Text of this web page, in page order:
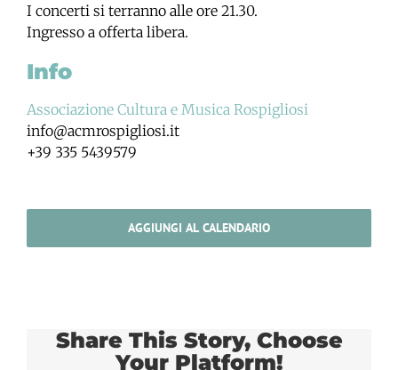
I concerti si terranno alle ore 21.30.
Ingresso a offerta libera.
Info
Associazione Cultura e Musica Rospigliosi
info@acmrospigliosi.it
+39 335 5439579
AGGIUNGI AL CALENDARIO
Share This Story, Choose
Your Platform!